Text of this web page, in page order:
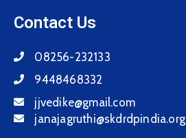
Contact Us
08256-232133
9448468332
jjvedike@gmail.com
janajagruthi@skdrdpindia.org